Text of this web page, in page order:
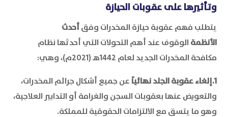
وتأثيرها على عقوبات الحيازة
يتطلب فهم عقوبة حيازة المخدرات وفقأحدث
الأنظمة الوقوف عند أهم التحولات التي أحدثها نظام
مكافحة المخدرات الجديد لعام 1442هـ (2021م)، وهي:
1.إلغاء عقوبة الجلد نهائياً
عن جميع أشكال جرائم المخدرات،
والتعويض عنها بعقوبات السجن والغرامة أو التدابير العلاجية،
وهو ما يتسق مع الالتزامات الحقوقية للمملكة.